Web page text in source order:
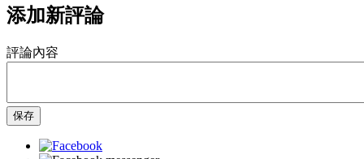
添加新評論
評論內容
保存